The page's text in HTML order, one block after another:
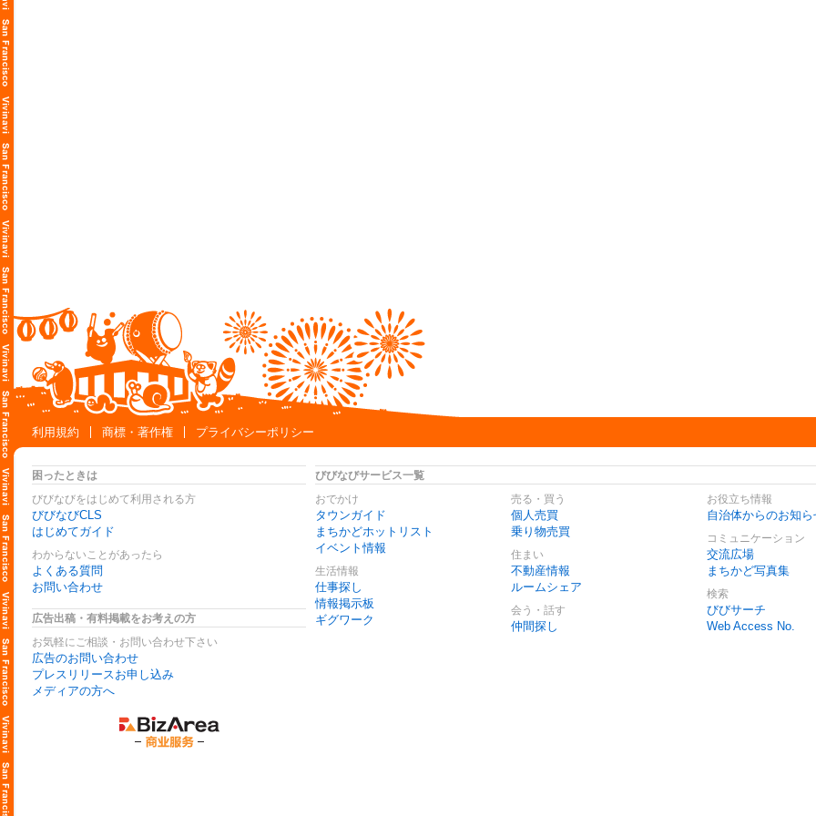
利用規約 商標・著作権 プライバシーポリシー
困ったときは
びびなびをはじめて利用される方
びびなびCLS
はじめてガイド
わからないことがあったら
よくある質問
お問い合わせ
広告出稿・有料掲載をお考えの方
お気軽にご相談・お問い合わせ下さい
広告のお問い合わせ
プレスリリースお申し込み
メディアの方へ
びびなびサービス一覧
おでかけ
タウンガイド
まちかどホットリスト
イベント情報
生活情報
仕事探し
情報掲示板
ギグワーク
売る・買う
個人売買
乗り物売買
住まい
不動産情報
ルームシェア
会う・話す
仲間探し
お役立ち情報
自治体からのお知ら
コミュニケーション
交流広場
まちかど写真集
検索
びびサーチ
Web Access No.